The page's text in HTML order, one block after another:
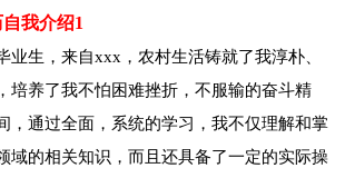
我介绍1
业生，来自xxx，农村生活铸就了我淳朴、
培养了我不怕困难挫折，不服输的奋斗精
，通过全面，系统的学习，我不仅理解和掌
域的相关知识，而且还具备了一定的实际操